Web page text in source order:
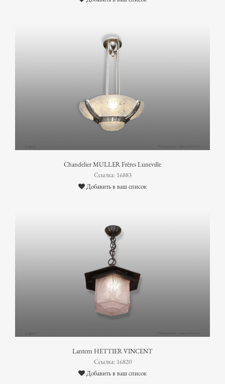
Chandelier MULLER Frères Luneville
Ссылка: 16883
Добавить в ваш список
Lantern HETTIER VINCENT
Ссылка: 16820
Добавить в ваш список